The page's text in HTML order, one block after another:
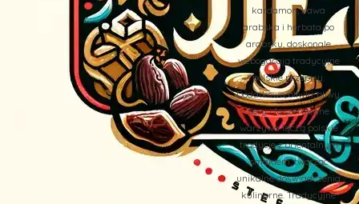
kardamon, kawa
arabska i herbata po
arabsku, doskonale
wzbogacają tradycyjne
polskie przepisy.
Dodatkowo, oliwki, oliwy,
sery i faszerowane
warzywa łączą polskie
tradycje z orientalnym
smakiem, tworząc
unikalne doświadczenia
kulinarne. Tradycyjne